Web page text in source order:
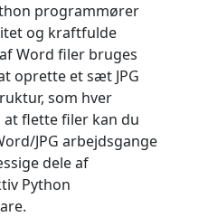
programmører
og kraftfulde
Word filer bruges
oprette et sæt JPG
som hver
at flette filer kan du
JPG arbejdsgange
dele af
Python